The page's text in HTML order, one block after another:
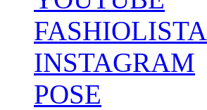
FASHIOLISTA
INSTAGRAM
POSE